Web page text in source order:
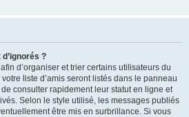
?
d’organiser et trier certains utilisateurs du
liste d’amis seront listés dans le panneau
consulter rapidement leur statut en ligne et
Selon le style utilisé, les messages publiés
être mis en surbrillance. Si vous